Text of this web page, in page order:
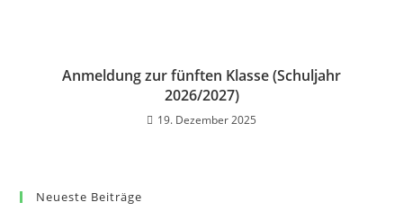
Anmeldung zur fünften Klasse (Schuljahr
2026/2027)
19. Dezember 2025
Neueste Beiträge